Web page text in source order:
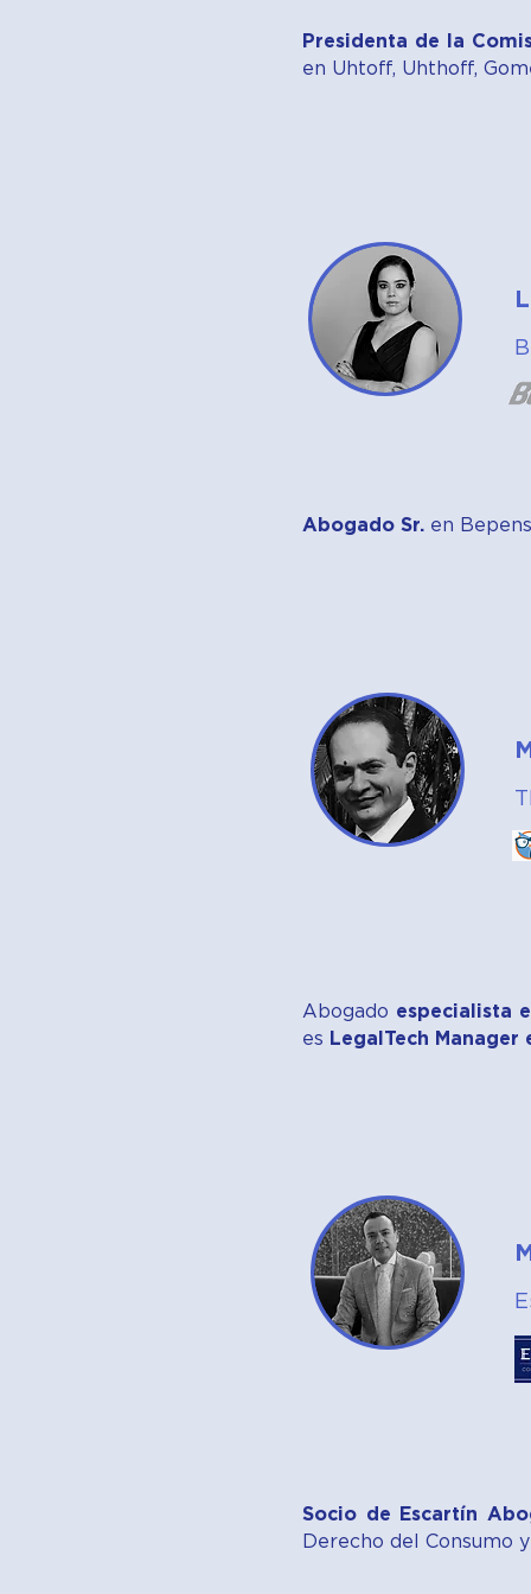
Presidenta de la
en Uhtoff, Uhthoff,
Abogado Sr. en
Abogado especialista
es LegalTech Manager
Socio de Escartín
Derecho del Consumo